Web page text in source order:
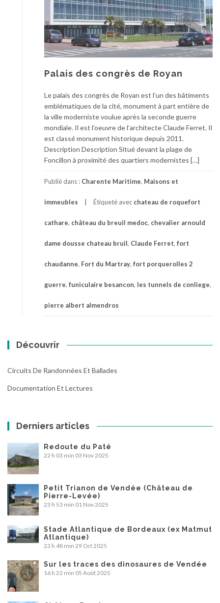
Palais des congrès de Royan
Le palais des congrès de Royan est l’un des bâtiments
emblématiques de la cité, monument à part entière de
la ville moderniste voulue après la seconde guerre
mondiale. Il est l’oeuvre de l’architecte Claude Ferret. Il
est classé monument historique depuis 2011.
Description Description Situé devant la plage de
Foncillon à proximité des quartiers modernistes […]
Publié dans : Charente Maritime, Maisons et
immeubles Étiqueté avec chateau de roquefort
cathare, château du breuil medoc, chevalier arnould
dame dousse chateau bruil, Claude Ferret, fort
chaudanne, Fort du Martray, fort porquerolles 2
guerre, funiculaire besancon, les tunnels de conliege,
pierre albert almendros
Découvrir
Circuits De Randonnées Et Ballades
Documentation Et Lectures
Derniers articles
Redoute du Paté
22 h 03 min 03 Nov 2025
Petit Trianon de Vendée (Château de
Pierre-Levée)
23 h 53 min 01 Nov 2025
Stade Atlantique de Bordeaux (ex Matmut
Atlantique)
23 h 48 min 29 Oct 2025
Sur les traces des dinosaures de Vendée
16 h 22 min 05 Août 2025